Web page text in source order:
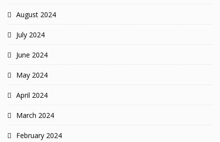
August 2024
July 2024
June 2024
May 2024
April 2024
March 2024
February 2024